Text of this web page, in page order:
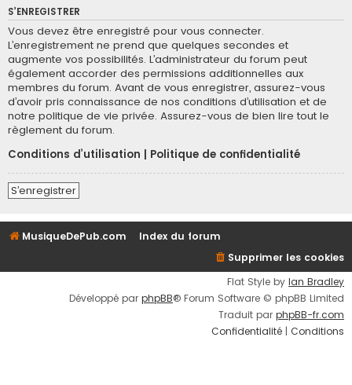
S’ENREGISTRER
Vous devez être enregistré pour vous connecter.
L’enregistrement ne prend que quelques secondes et
augmente vos possibilités. L’administrateur du forum peut
également accorder des permissions additionnelles aux
membres du forum. Avant de vous enregistrer, assurez-vous
d’avoir pris connaissance de nos conditions d’utilisation et de
notre politique de vie privée. Assurez-vous de bien lire tout le
règlement du forum.
Conditions d’utilisation
Politique de confidentialité
S’enregistrer
MusiqueDePub.com
Index du forum
Supprimer les cookies
Flat Style by Ian Bradley
Développé par phpBB® Forum Software © phpBB Limited
Traduit par phpBB-fr.com
Confidentialité | Conditions